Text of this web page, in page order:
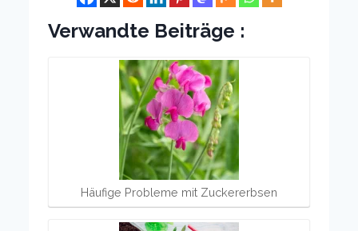
Verwandte Beiträge :
Häufige Probleme mit Zuckererbsen